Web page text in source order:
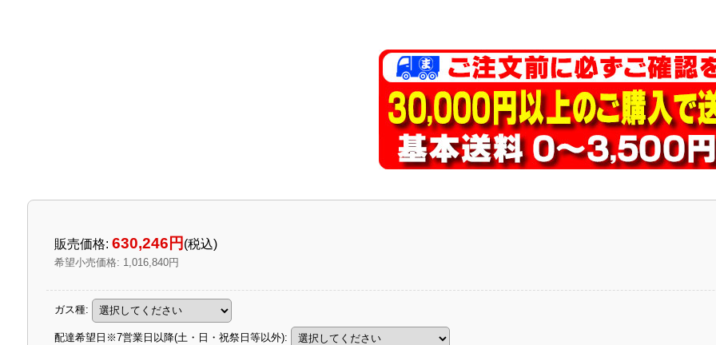
販売価格: 630,246円 (税込)
希望小売価格: 1,016,840円
ガス種:
配達希望日※7営業日以降(土・日・祝祭日等以外):